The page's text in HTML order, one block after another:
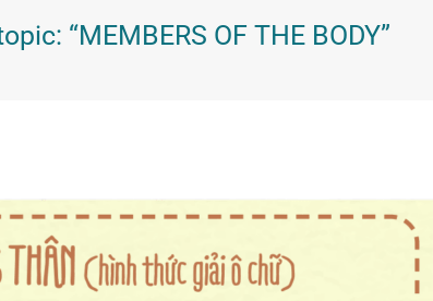
“MEMBERS OF THE BODY”